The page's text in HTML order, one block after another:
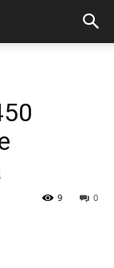
0
9